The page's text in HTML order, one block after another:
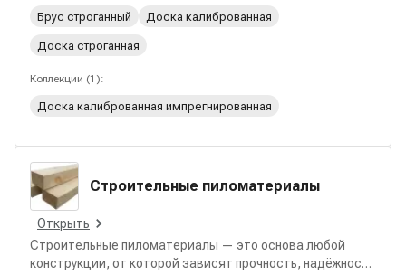
работ с удобством дальнейшей обработки и
стабильными размерами.
Брус строганный Доска калиброванная
Доска строганная
Коллекции (1 ):
Доска калиброванная импрегнированная
Строительные пиломатериалы
Открыть
Строительные пиломатериалы — это основа любой
конструкции, от которой зависят прочность, надёжность